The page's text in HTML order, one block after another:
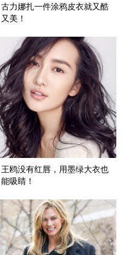
古力娜扎一件涂鸦皮衣就又酷
又美！
王鸥没有红唇，用墨绿大衣也
能吸睛！